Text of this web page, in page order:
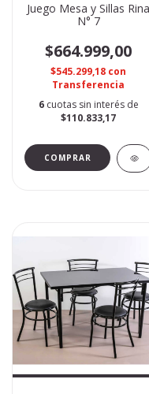
Juego Mesa y Sillas Rina
N° 7
$664.999,00
$545.299,18 con
Transferencia
6 cuotas sin interés de
$110.833,17